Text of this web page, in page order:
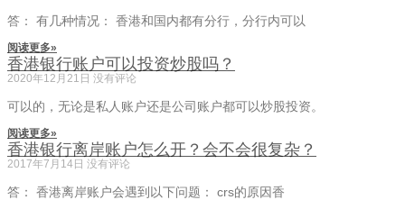
答： 有几种情况： 香港和国内都有分行，分行内可以
阅读更多»
香港银行账户可以投资炒股吗？
2020年12月21日 没有评论
可以的，无论是私人账户还是公司账户都可以炒股投资。
阅读更多»
香港银行离岸账户怎么开？会不会很复杂？
2017年7月14日 没有评论
答： 香港离岸账户会遇到以下问题： crs的原因香